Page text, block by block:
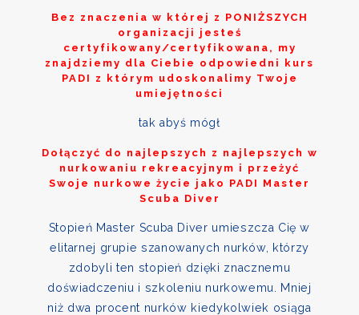
Bez znaczenia w której z PONIŻSZYCH
organizacji jesteś
certyfikowany/certyfikowana, my
znajdziemy dla Ciebie odpowiedni kurs
PADI z którym udoskonalimy Twoje
umiejętności
tak abyś mógł
Dołączyć do najlepszych z najlepszych w
nurkowaniu rekreacyjnym i przeżyć
Swoje nurkowe życie jako PADI Master
Scuba Diver
Stopień Master Scuba Diver umieszcza Cię w
elitarnej grupie szanowanych nurków, którzy
zdobyli ten stopień dzięki znacznemu
doświadczeniu i szkoleniu nurkowemu. Mniej
niż dwa procent nurków kiedykolwiek osiąga